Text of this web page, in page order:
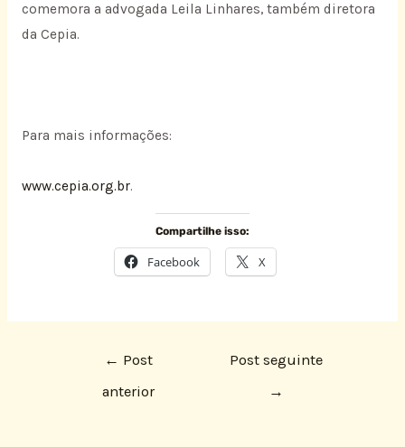
comemora a advogada Leila Linhares, também diretora
da Cepia.
Para mais informações:
www.cepia.org.br.
Compartilhe isso:
Facebook X
← Post
anterior
Post seguinte
→